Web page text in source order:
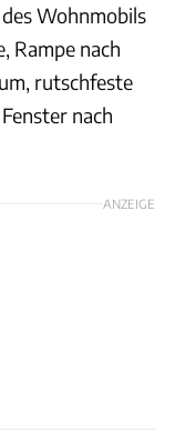
Wohnmobils
Rampe nach
rutschfeste
nach
ANZEIGE